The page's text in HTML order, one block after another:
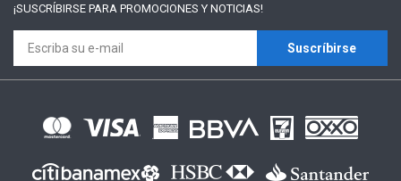
¡SUSCRÍBIRSE PARA PROMOCIONES Y NOTICIAS!
Suscríbirse